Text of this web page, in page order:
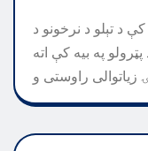
د تېلو د نرخونو د
ورځو لپاره د پټرولو په بيه کې اته